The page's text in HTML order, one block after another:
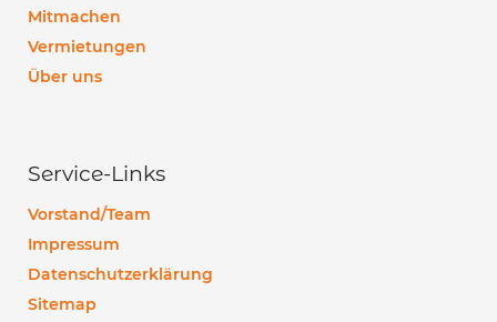
Mitmachen
Vermietungen
Über uns
Service-Links
Vorstand/Team
Impressum
Datenschutzerklärung
Sitemap